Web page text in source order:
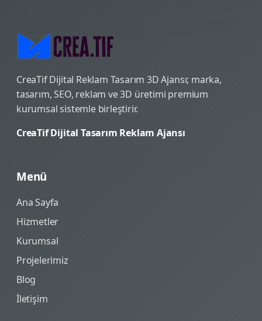
CreaTif Dijital Reklam Tasarım 3D Ajansı; marka,
tasarım, SEO, reklam ve 3D üretimi premium
kurumsal sistemle birleştirir.
CreaTif Dijital Tasarım Reklam Ajansı
Menü
Ana Sayfa
Hizmetler
Kurumsal
Projelerimiz
Blog
İletişim